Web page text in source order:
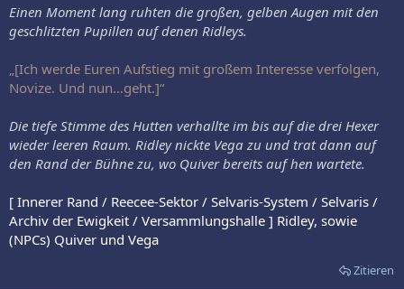
Einen Moment lang ruhten die großen, gelben Augen mit den
geschlitzten Pupillen auf denen Ridleys.
„[Ich werde Euren Aufstieg mit großem Interesse verfolgen,
Novize. Und nun…geht.]“
Die tiefe Stimme des Hutten verhallte im bis auf die drei Hexer
wieder leeren Raum. Ridley nickte Vega zu und trat dann auf
den Rand der Bühne zu, wo Quiver bereits auf hen wartete.
[ Innerer Rand / Reecee-Sektor / Selvaris-System / Selvaris /
Archiv der Ewigkeit / Versammlungshalle ] Ridley, sowie
(NPCs) Quiver und Vega
Zitieren